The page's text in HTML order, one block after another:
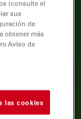
(consulte el
sus
de
obtener más
Aviso de
las cookies